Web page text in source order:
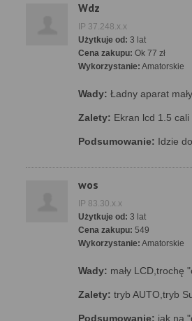
Wdz
IP 37.248.x.x
Użytkuje od: 3 lat
Cena zakupu: Ok 77 zł
Wykorzystanie: Amatorskie
Wady: Ładny aparat
Zalety: Ekran lcd 1.5
Podsumowanie: Idzie
wos
IP 83.30.x.x
Użytkuje od: 3 lat
Cena zakupu: 549
Wykorzystanie: Amatorskie
Wady: mały LCD,trochę
Zalety: tryb AUTO,tryb
Podsumowanie: jak na